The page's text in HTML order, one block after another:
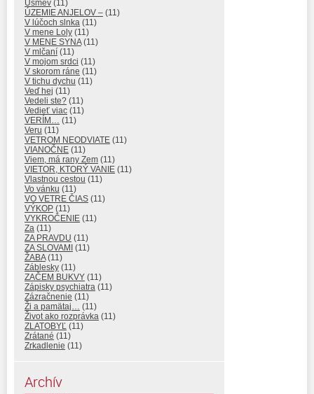
Úsmev (11)
ÚZEMIE ANJELOV – (11)
V lúčoch slnka (11)
V mene Loly (11)
V MENE SYNA(11)
V mlčaní (11)
V mojom srdci (11)
V skorom ráne (11)
V tichu dychu (11)
Veď hej (11)
Vedeli ste? (11)
Vedieť viac (11)
VERÍM… (11)
Veru (11)
VETROM NEODVIATE (11)
VIANOČNE (11)
Viem, má rany Zem (11)
VIETOR, KTORÝ VANIE (11)
Vlastnou cestou (11)
Vo vánku (11)
VO VETRE ČIAS (11)
VÝKOP (11)
VYKROČENIE (11)
Za (11)
ZA PRAVDU (11)
ZA SLOVAMI (11)
ŽABA(11)
Záblesky (11)
ZAČEM BUKVY (11)
Zápisky psychiatra (11)
Zázračnenie (11)
Ži a pamätaj… (11)
Život ako rozprávka (11)
ZLATOBYĽ (11)
Zrátané (11)
Zrkadlenie (11)
Archív